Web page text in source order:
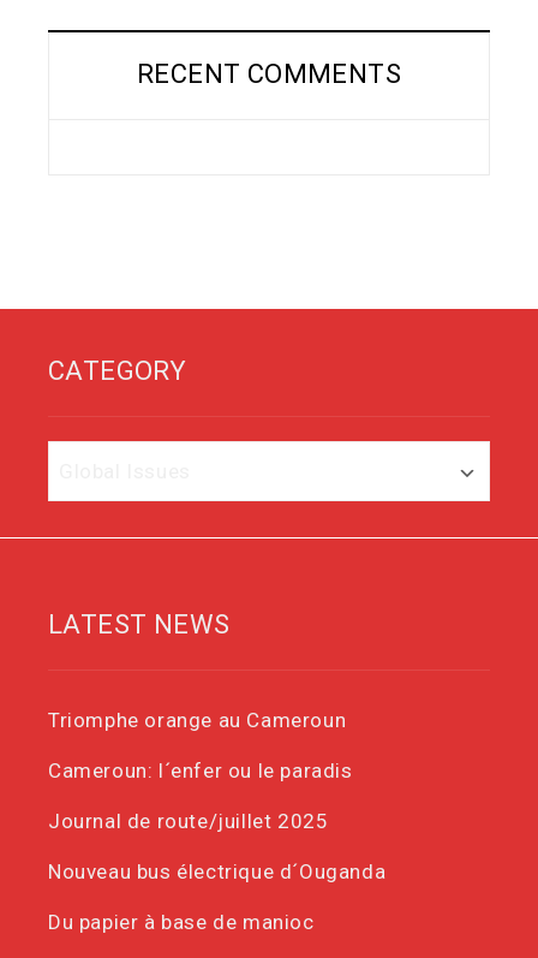
RECENT COMMENTS
CATEGORY
LATEST NEWS
Triomphe orange au Cameroun
Cameroun: l´enfer ou le paradis
Journal de route/juillet 2025
Nouveau bus électrique d´Ouganda
Du papier à base de manioc